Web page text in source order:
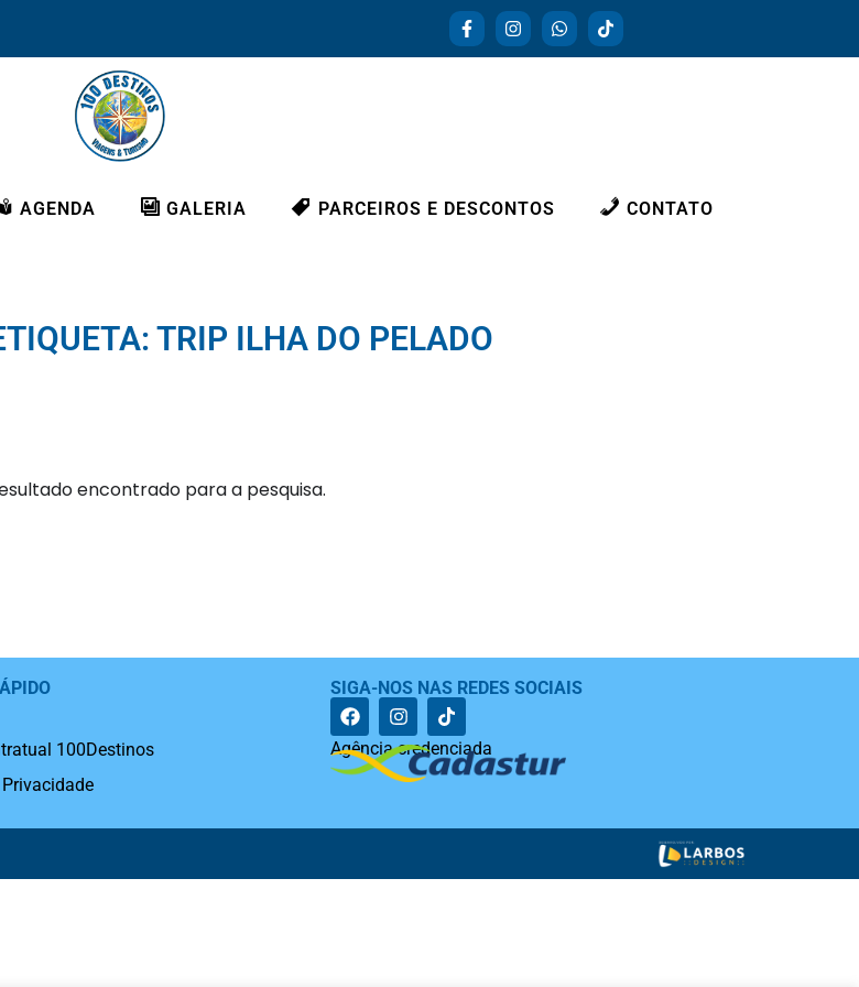
AGENDA GALERIA PARCEIROS E DESCONTOS CONTATO
TRIP ILHA DO PELADO
encontrado para a pesquisa.
100Destinos
SIGA-NOS NAS REDES SOCIAIS
Agência credenciada